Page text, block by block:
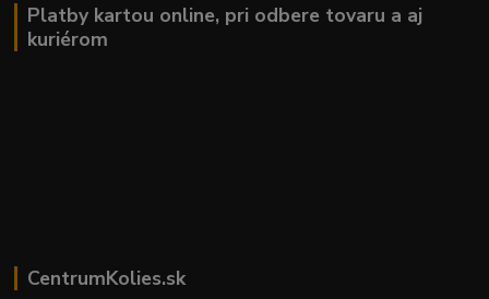
Platby kartou online, pri odbere tovaru a aj
kuriérom
CentrumKolies.sk